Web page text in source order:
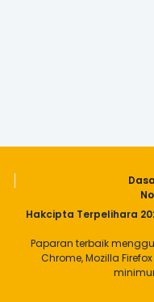
Hakcipta Terpelihara
Paparan terbaik
Chrome, Mozilla